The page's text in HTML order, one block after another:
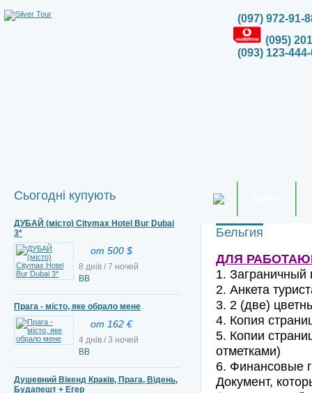
(097) 972-91-
(095)
(093) 123-
Бельгия
ДЛЯ
1. Заграничный
2. Анкета
3. 2 (две)
4. Копия
5. Копии
отметками)
6. Финансовые
Документ,
Сьогодні купують
ДУБАЙ (місто) Citymax Hotel Bur Dubai
3*
от 500 $
8 днів / 7 ночей
BB
Прага - місто, яке обрало мене
от 162 €
4 днів / 3 ночей
ВВ
Душевний Вікенд Краків, Прага, Відень,
Будапешт + Егер